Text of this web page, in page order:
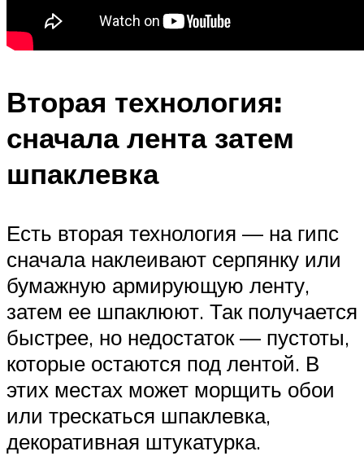
Вторая технология:
сначала лента затем
шпаклевка
Есть вторая технология — на гипс
сначала наклеивают серпянку или
бумажную армирующую ленту,
затем ее шпаклюют. Так получается
быстрее, но недостаток — пустоты,
которые остаются под лентой. В
этих местах может морщить обои
или трескаться шпаклевка,
декоративная штукатурка.